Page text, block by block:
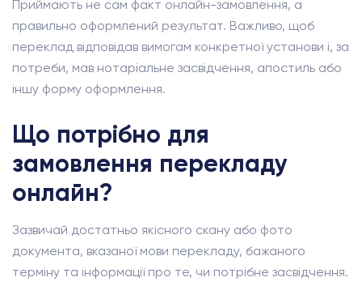
Приймають не сам факт онлайн-замовлення, а
правильно оформлений результат. Важливо, щоб
переклад відповідав вимогам конкретної установи і, за
потреби, мав нотаріальне засвідчення, апостиль або
іншу форму оформлення.
Що потрібно для
замовлення перекладу
онлайн?
Зазвичай достатньо якісного скану або фото
документа, вказаної мови перекладу, бажаного
терміну та інформації про те, чи потрібне засвідчення.